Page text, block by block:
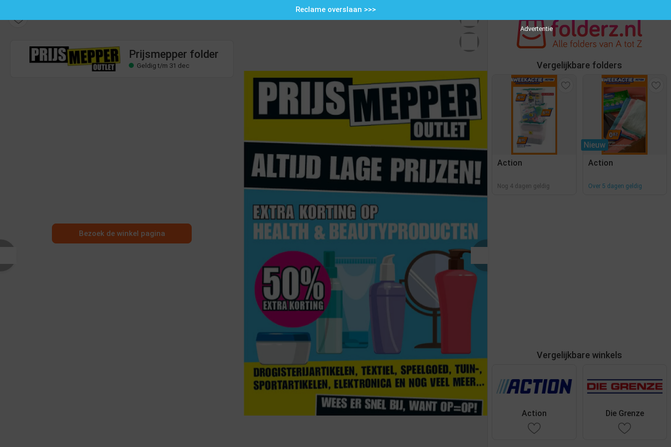
Geldig t/m 31 dec
Advertentie
Reclame overslaan >>>
Prijsmepper folder
Geldig t/m 31 dec
Bezoek de winkel pagina
Vergelijkbare folders
Action
Nog 4 dagen geldig
Nieuw
Action
Over 5 dagen geldig
Vergelijkbare winkels
Action Die Grenze